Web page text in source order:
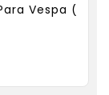
Vespa (